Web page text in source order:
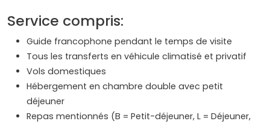
Service compris:
Guide francophone pendant le temps de visite
Tous les transferts en véhicule climatisé et privatif
Vols domestiques
Hébergement en chambre double avec petit
déjeuner
Repas mentionnés (B = Petit-déjeuner, L = Déjeuner,